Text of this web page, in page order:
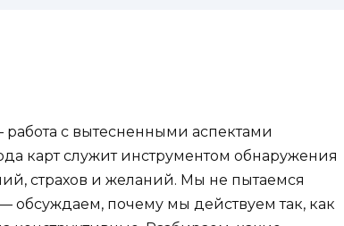
с вытесненными аспектами
карт служит инструментом обнаружения
страхов и желаний. Мы не пытаемся
обсуждаем, почему мы действуем так, как